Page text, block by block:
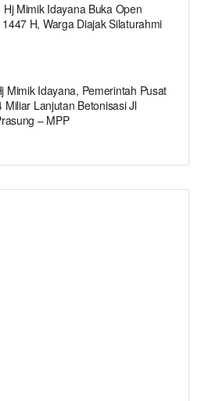
Mimik Idayana Buka Open
H, Warga Diajak Silaturahmi
Mimik Idayana, Pemerintah Pusat
Miliar Lanjutan Betonisasi Jl
– MPP